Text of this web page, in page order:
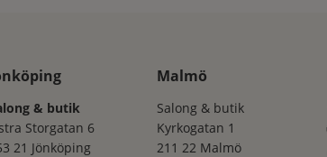
& butik
Storgatan 6
21 Jönköping
Malmö
Salong & butik
Kyrkogatan 1
211 22 Malmö